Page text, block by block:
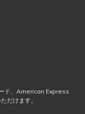
ド、American Express
だけます。